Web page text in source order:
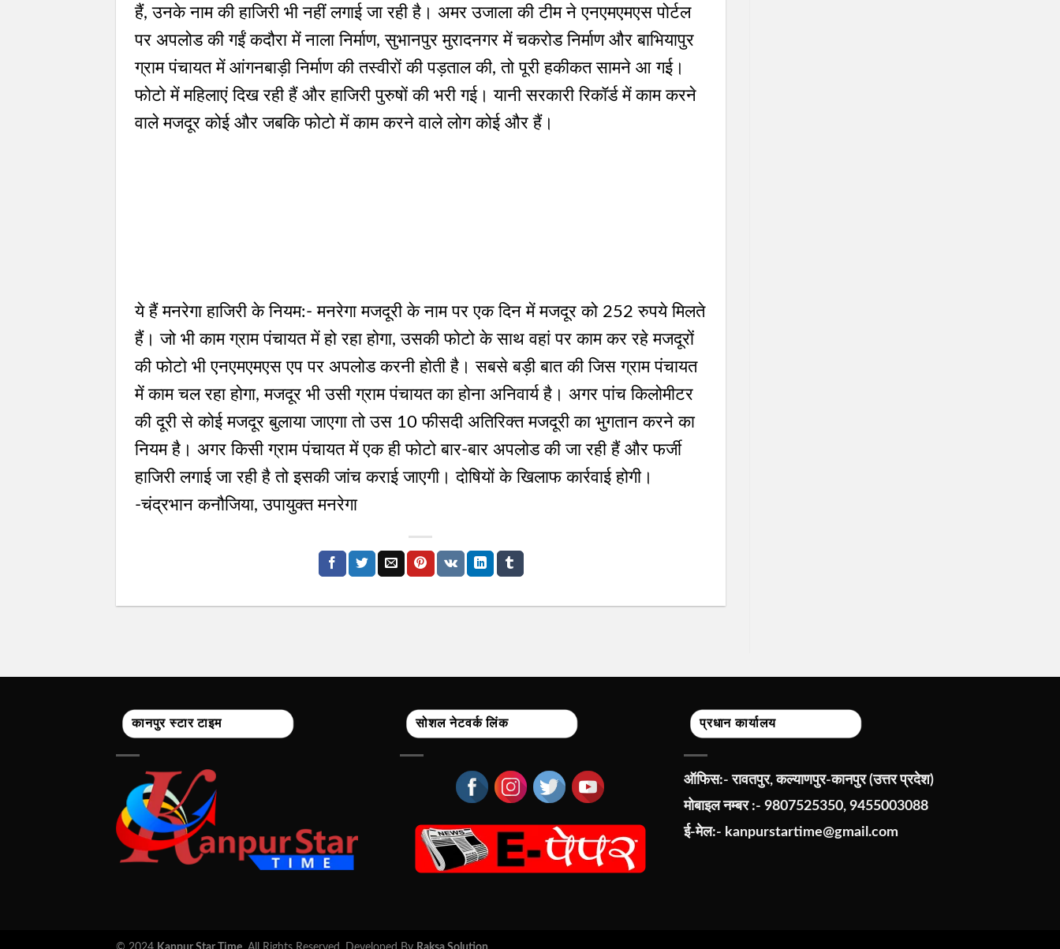
हैं, उनके नाम की हाजिरी भी नहीं लगाई जा रही है। अमर उजाला की टीम ने एनएमएमएस पोर्टल
पर अपलोड की गईं कदौरा में नाला निर्माण, सुभानपुर मुरादनगर में चकरोड निर्माण और बाभियापुर
ग्राम पंचायत में आंगनबाड़ी निर्माण की तस्वीरों की पड़ताल की, तो पूरी हकीकत सामने आ गई।
फोटो में महिलाएं दिख रही हैं और हाजिरी पुरुषों की भरी गई। यानी सरकारी रिकॉर्ड में काम करने
वाले मजदूर कोई और जबकि फोटो में काम करने वाले लोग कोई और हैं।
ये हैं मनरेगा हाजिरी के नियम:- मनरेगा मजदूरी के नाम पर एक दिन में मजदूर को 252 रुपये मिलते
हैं। जो भी काम ग्राम पंचायत में हो रहा होगा, उसकी फोटो के साथ वहां पर काम कर रहे मजदूरों
की फोटो भी एनएमएमएस एप पर अपलोड करनी होती है। सबसे बड़ी बात की जिस ग्राम पंचायत
में काम चल रहा होगा, मजदूर भी उसी ग्राम पंचायत का होना अनिवार्य है। अगर पांच किलोमीटर
की दूरी से कोई मजदूर बुलाया जाएगा तो उस 10 फीसदी अतिरिक्त मजदूरी का भुगतान करने का
नियम है। अगर किसी ग्राम पंचायत में एक ही फोटो बार-बार अपलोड की जा रही हैं और फर्जी
हाजिरी लगाई जा रही है तो इसकी जांच कराई जाएगी। दोषियों के खिलाफ कार्रवाई होगी।
-चंद्रभान कनौजिया, उपायुक्त मनरेगा
कानपुर स्टार टाइम सोशल नेटवर्क लिंक प्रधान कार्यालय
ऑफिस:- रावतपुर, कल्याणपुर-कानपुर (उत्तर प्रदेश)
मोबाइल नम्बर :- 9807525350, 9455003088
ई-मेल:- kanpurstartime@gmail.com